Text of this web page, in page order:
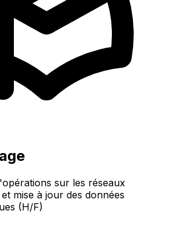
sur les réseaux
mise à jour des données
(H/F)